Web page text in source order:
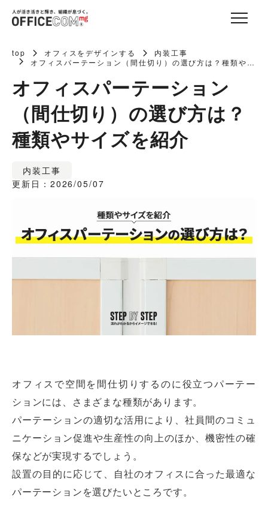
top オフィスをデザインする
内装工事
オフィスパーテーション（間仕切り）の選び方は？種類やサ
オフィスパーテーション
（間仕切り）の選び方は？
種類やサイズを紹介
内装工事
更新日：2026/05/07
オフィスで空間を間仕切りするのに役立つパーテー
ションには、さまざまな種類があります。
パーテーションの適切な活用により、社員間のコミュ
ニケーション促進や生産性の向上のほか、機密性の確
保などが実現するでしょう。
設置の目的に応じて、自社のオフィスに合った最適な
パーテーションを選びたいところです。